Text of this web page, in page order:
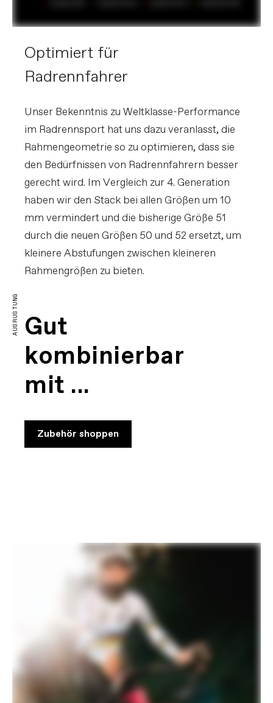
Optimiert für
Radrennfahrer
Unser Bekenntnis zu Weltklasse-Performance
im Radrennsport hat uns dazu veranlasst, die
Rahmengeometrie so zu optimieren, dass sie
den Bedürfnissen von Radrennfahrern besser
gerecht wird. Im Vergleich zur 4. Generation
haben wir den Stack bei allen Größen um 10
mm vermindert und die bisherige Größe 51
durch die neuen Größen 50 und 52 ersetzt, um
kleinere Abstufungen zwischen kleineren
Rahmengrößen zu bieten.
AUSRÜSTUNG Gut
kombinierbar
mit ...
Zubehör shoppen